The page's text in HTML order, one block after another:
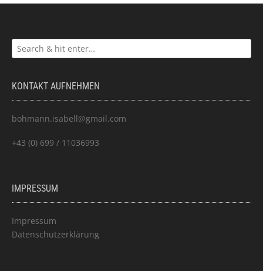
KONTAKT AUFNEHMEN
bohmann.isabell@gmail.com
+43 (0) 699 / 11036993
IMPRESSUM
Impressum
Datenschutzerklärung